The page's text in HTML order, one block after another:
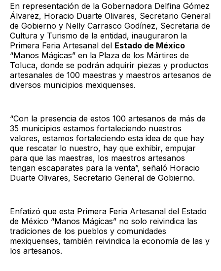
En representación de la Gobernadora Delfina Gómez
Álvarez, Horacio Duarte Olivares, Secretario General
de Gobierno y Nelly Carrasco Godínez, Secretaria de
Cultura y Turismo de la entidad, inauguraron la
Primera Feria Artesanal del Estado de México
“Manos Mágicas” en la Plaza de los Mártires de
Toluca, donde se podrán adquirir piezas y productos
artesanales de 100 maestras y maestros artesanos de
diversos municipios mexiquenses.
“Con la presencia de estos 100 artesanos de más de
35 municipios estamos fortaleciendo nuestros
valores, estamos fortaleciendo esta idea de que hay
que rescatar lo nuestro, hay que exhibir, empujar
para que las maestras, los maestros artesanos
tengan escaparates para la venta”, señaló Horacio
Duarte Olivares, Secretario General de Gobierno.
Enfatizó que esta Primera Feria Artesanal del Estado
de México “Manos Mágicas” no solo reivindica las
tradiciones de los pueblos y comunidades
mexiquenses, también reivindica la economía de las y
los artesanos.